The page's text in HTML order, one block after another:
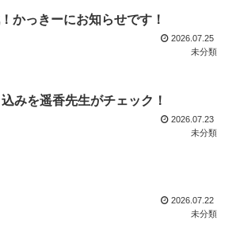
かっきーにお知らせです！
2026.07.25
未分類
みを遥香先生がチェック！
2026.07.23
未分類
2026.07.22
未分類